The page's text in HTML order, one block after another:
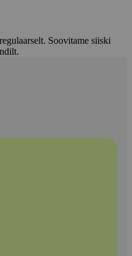
Soovitame siiski